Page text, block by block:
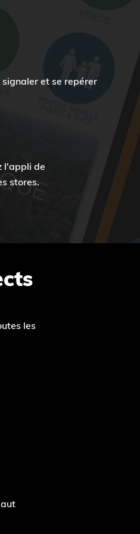
et se repérer
l'appli de
stores.
les